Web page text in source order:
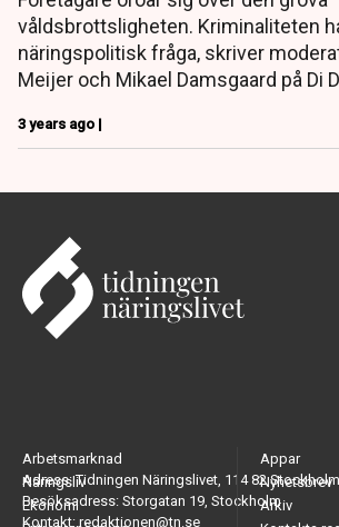
våldsbrottsligheten. Kriminaliteten
näringspolitisk fråga, skriver
Meijer och Mikael Damsgaard på Di
3 years ago |
Adress: Tidningen Näringslivet, 114 82 Stockholm
Besöksadress: Storgatan 19, Stockholm
Kontakt: redaktionen@tn.se
Arbetsmarknad
Näringsliv
Ekonomi
Appar
Nyhetsbrev
Arkiv